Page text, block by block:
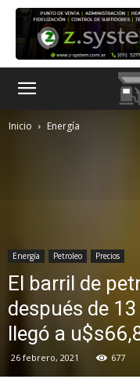
Inicio Energía
Energía Petroleo Precios
El barril de
después de
llegó a
26 febrero, 2021 677